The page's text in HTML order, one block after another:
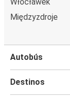
Międzyzdroje
Autobús
Destinos